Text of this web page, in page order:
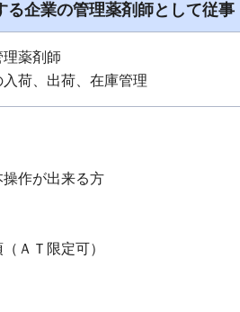
企業の管理薬剤師として従事
理薬剤師
入荷、出荷、在庫管理
操作が出来る方
ＡＴ限定可）